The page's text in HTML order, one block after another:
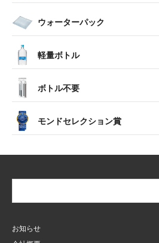
ウォーターパック
軽量ボトル
ボトル不要
モンドセレクション賞
お知らせ